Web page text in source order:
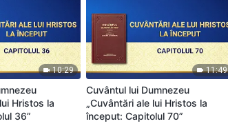
10:29
Hristos la
36”
11:49
Cuvântul lui Dumnezeu
„Cuvântări ale lui Hristos la
început: Capitolul 70”